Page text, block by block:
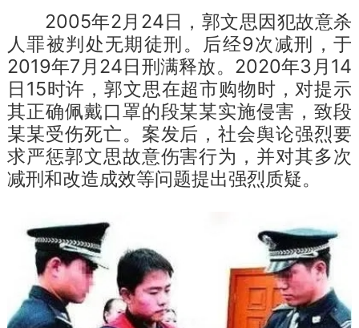
2005年2月24日，郭文思因犯故意杀
人罪被判处无期徒刑。后经9次减刑，于
2019年7月24日刑满释放。2020年3月14
日15时许，郭文思在超市购物时，对提示
其正确佩戴口罩的段某某实施侵害，致段
某某受伤死亡。案发后，社会舆论强烈要
求严惩郭文思故意伤害行为，并对其多次
减刑和改造成效等问题提出强烈质疑。